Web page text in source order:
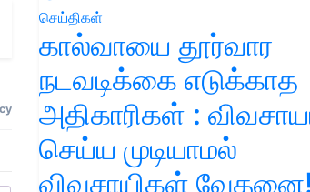
செய்திகள்
கால்வாயை தூர்வார
நடவடிக்கை எடுக்காத
அதிகாரிகள் :
செய்ய முடியாமல்
விவசாயிகள் வேதனை!